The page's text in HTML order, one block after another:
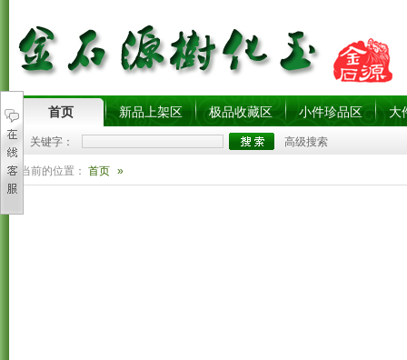
首页 新品上架区 极品收藏区 小件珍品区 大
关键字： 高级搜索
您当前的位置： 首页 »